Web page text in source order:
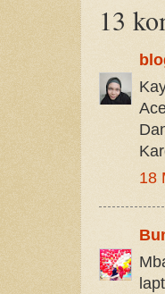
13
18